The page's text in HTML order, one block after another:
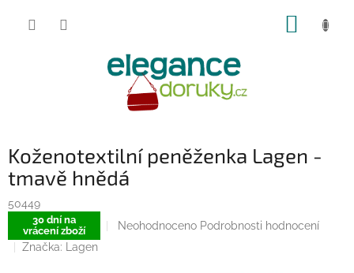
Koženotextilní peněženka Lagen -
tmavě hnědá
50449
30 dní na
vrácení zboží
Průměrné
Neohodnoceno Podrobnosti hodnocení
Značka: Lagen